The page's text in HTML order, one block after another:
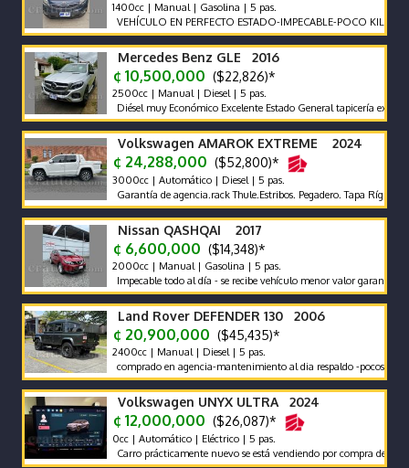
1400cc | Manual | Gasolina | 5 pas.
VEHÍCULO EN PERFECTO ESTADO-IMPECABLE-POCO
Mercedes Benz GLE 2016
¢ 10,500,000 ($22,826)*
2500cc | Manual | Diesel | 5 pas.
Diésel muy Económico Excelente Estado General tapicería excelente
Volkswagen AMAROK EXTREME 2024
¢ 24,288,000 ($52,800)*
3000cc | Automático | Diesel | 5 pas.
Garantía de agencia.rack Thule.Estribos. Pegadero. Tapa Rígida y
Nissan QASHQAI 2017
¢ 6,600,000 ($14,348)*
2000cc | Manual | Gasolina | 5 pas.
Impecable todo al día - se recibe vehículo menor valor garantía x
Land Rover DEFENDER 130 2006
¢ 20,900,000 ($45,435)*
2400cc | Manual | Diesel | 5 pas.
comprado en agencia-mantenimiento al dia respaldo -pocos
Volkswagen UNYX ULTRA 2024
¢ 12,000,000 ($26,087)*
0cc | Automático | Eléctrico | 5 pas.
Carro prácticamente nuevo se está vendiendo por compra de otro.